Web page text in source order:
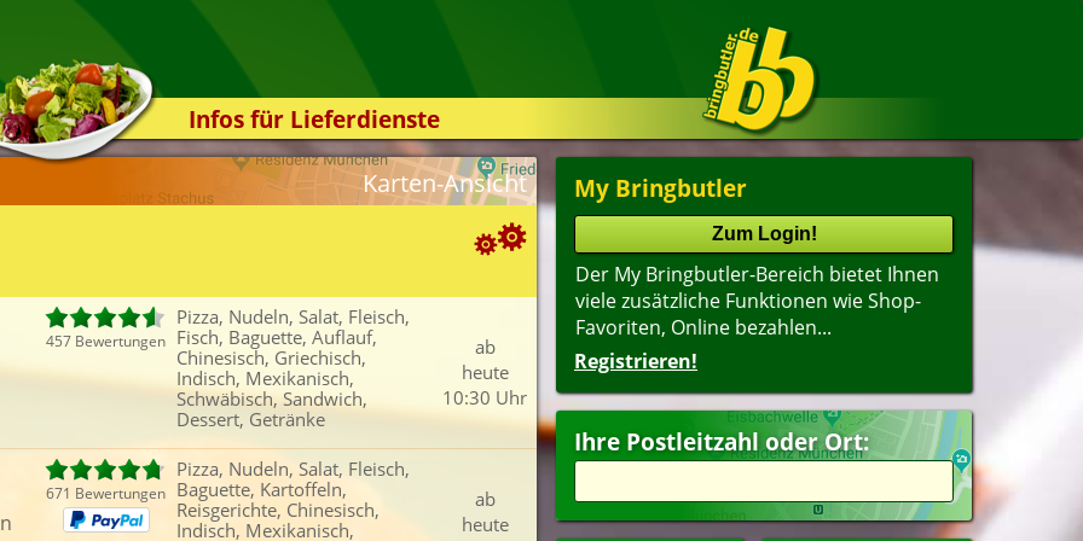
Infos für Lieferdienste
Kassensystem
Zuverlässigkeit
Das Bestellsystem
Der Bestellvorgang
Übertragung
Testshop
Styles
Kontakt
My Bringbutler
Der My Bringbutler-Bereich bietet Ihnen
viele zusätzliche Funktionen wie Shop-
Favoriten, Online bezahlen...
Registrieren!
Ihre Postleitzahl oder Ort:
Suchoptionen
Sortierung:
Rabatt
Onlinezahlung
Mindestbestellwert
Liefergebühr
Name
Alter(ältester Shop zuerst)
Filter:
Pizza
Nudeln
Salat
Baguette
Kartoffeln
Auflauf
Griechisch
Indisch
Mexikanisch
Fingerfood
Sandwich
Suppen
Dessert
Karten-Ansicht
457 Bewertungen
Pizza, Nudeln, Salat, Fleisch,
Fisch, Baguette, Auflauf,
Chinesisch, Griechisch,
Indisch, Mexikanisch,
Schwäbisch, Sandwich,
Dessert, Getränke
ab
heute
10:30 Uhr
671 Bewertungen
Pizza, Nudeln, Salat, Fleisch,
Baguette, Kartoffeln,
Reisgerichte, Chinesisch,
Indisch, Mexikanisch,
ab
heute